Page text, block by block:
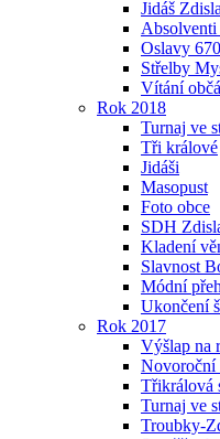
Jidáš
Absolventi
Oslavy
Střelby
Vítání
Rok 2018
Turnaj ve
Tři králové
Jidáši
Masopust
Foto obce
SDH
Kladení
Slavnost
Módní
Ukončení
Rok 2017
Výšlap na
Novoroční
Třikrálová
Turnaj ve
Troubky-